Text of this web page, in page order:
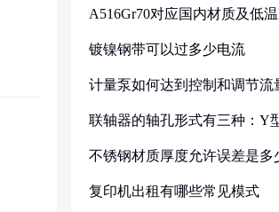
A516Gr70对应国内材质及低
镀镍钢带可以过多少电流
计量泵如何达到控制和调节流
联轴器的轴孔形式有三种：Y
不锈钢材质厚度允许误差是多
复印机出租有哪些常见模式